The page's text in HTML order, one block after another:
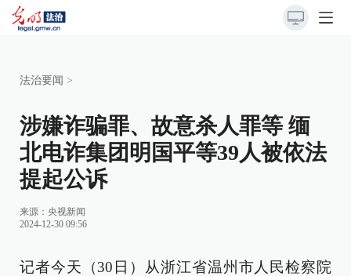
法治要闻 >
涉嫌诈骗罪、故意杀人罪等 缅
北电诈集团明国平等39人被依法
提起公诉
来源： 央视新闻
2024-12-30 09:56
记者今天（30日）从浙江省温州市人民检察院